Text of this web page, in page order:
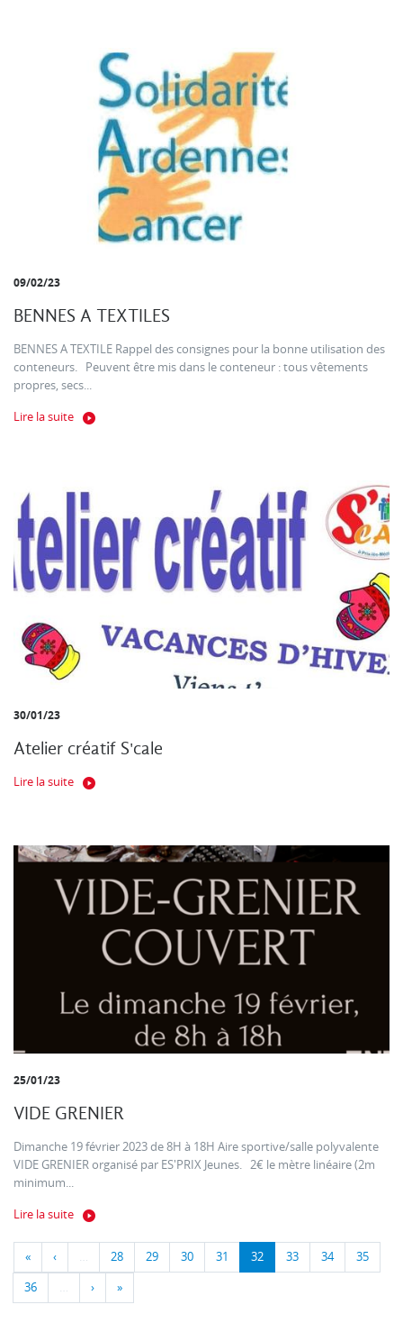
09/02/23
BENNES A TEXTILES
BENNES A TEXTILE Rappel des consignes pour la bonne utilisation des
conteneurs. Peuvent être mis dans le conteneur : tous vêtements
propres, secs...
Lire la suite
30/01/23
Atelier créatif S'cale
Lire la suite
25/01/23
VIDE GRENIER
Dimanche 19 février 2023 de 8H à 18H Aire sportive/salle polyvalente
VIDE GRENIER organisé par ES'PRIX Jeunes. 2€ le mètre linéaire (2m
minimum...
Lire la suite
« ‹ … 28 29 30 31 32 33 34 35
36 … › »